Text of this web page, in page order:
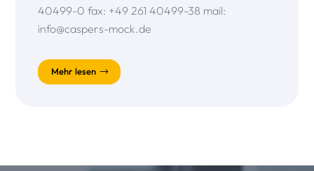
40499-0 fax: +49 261 40499-38 mail:
info@caspers-mock.de
Mehr lesen